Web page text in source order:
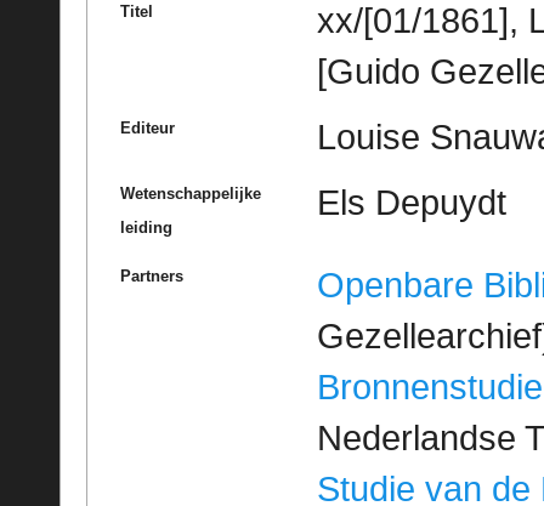
Titel
xx/[01/1861],
[Guido
Editeur Louise
Wetenschappelijke
leiding
Els Depuydt
Partners
Openbare
Bronnenstudie
Nederlandse
Studie van de